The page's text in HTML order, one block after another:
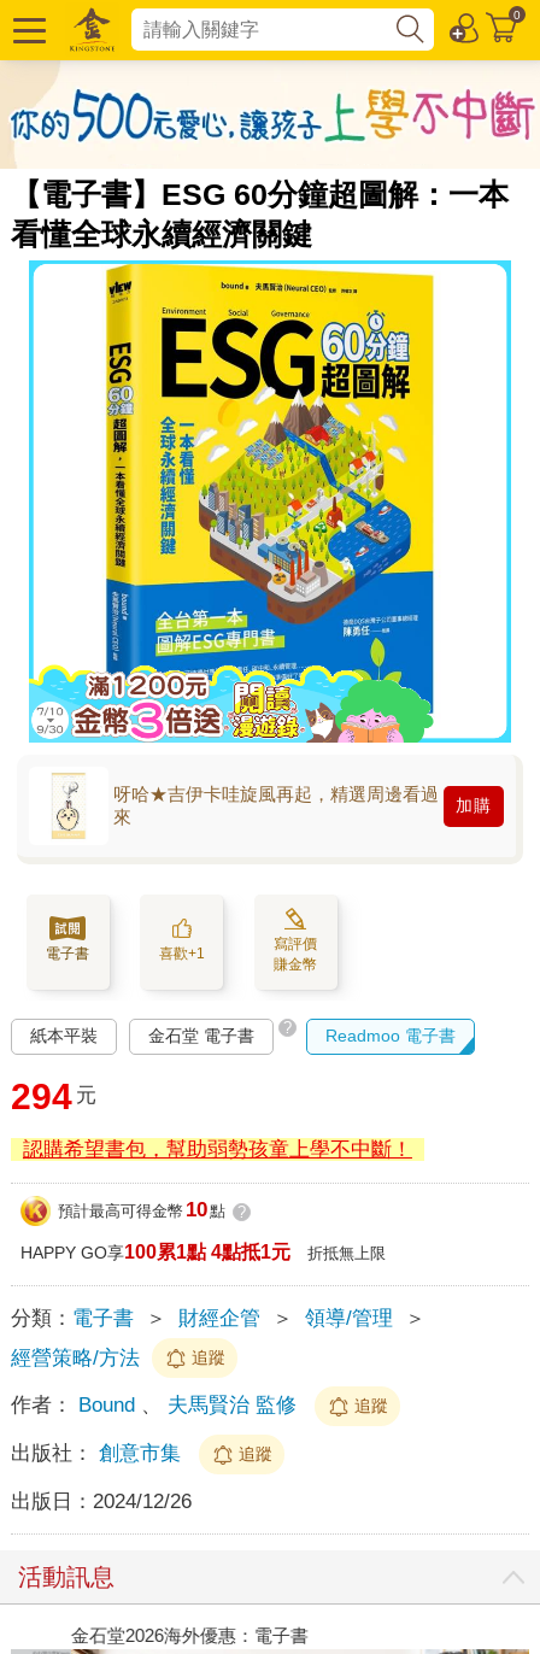
0
【電子書】ESG 60分鐘超圖解：一本
看懂全球永續經濟關鍵
呀哈★吉伊卡哇旋風再起，精選周邊看過
來
加購
電子書 喜歡+1
寫評價
賺金幣
紙本平裝 金石堂 電子書 ? Readmoo 電子書
294 元
認購希望書包，幫助弱勢孩童上學不中斷！
預計最高可得金幣 10點 ?
HAPPY GO享100累1點 4點抵1元 折抵無上限
分類： 電子書 ＞ 財經企管 ＞ 領導/管理
＞
經營策略/方法
追蹤
作者： Bound、 夫馬賢治 監修 追蹤
出版社： 創意市集 追蹤
出版日： 2024/12/26
活動訊息
金石堂2026海外優惠：電子書